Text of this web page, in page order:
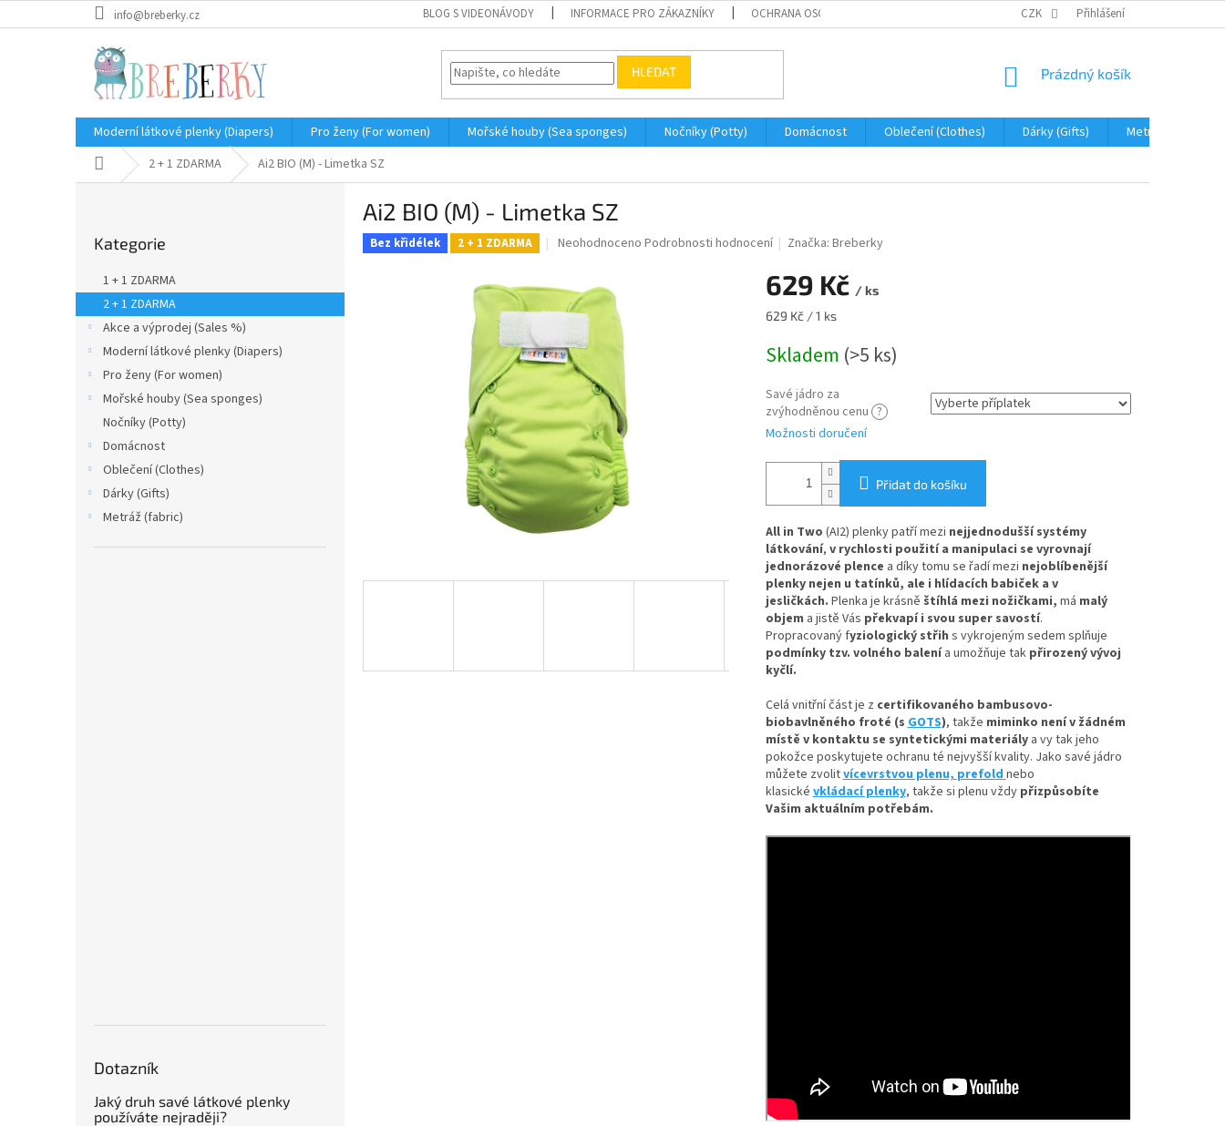
na
info@breberky.cz BLOG S VIDEONÁVODY INFORMACE PRO ZÁKAZNÍKY OCHRANA OSOBNÍCH ÚDAJŮ JAK NA REKLAMACI A VRÁCENÍ ZBOŽÍ
CZK Přihlášení
HLEDAT
NÁKUPNÍ
Prázdný košík
Moderní látkové plenky (Diapers) Pro ženy (For women) Mořské houby (Sea sponges) Nočníky (Potty) Domácnost Oblečení (Clothes) Dárky (Gifts)
Metráž (fabric)
Domů 2 + 1 ZDARMA Ai2 BIO (M) - Limetka SZ
a
n
kategorie
Kategorie
1 + 1 ZDARMA
2 + 1 ZDARMA
Akce a výprodej (Sales %)
Moderní látkové plenky (Diapers)
Pro ženy (For women)
Mořské houby (Sea sponges)
Nočníky (Potty)
Domácnost
Oblečení (Clothes)
Dárky (Gifts)
Metráž (fabric)
Dotazník
Jaký druh savé látkové plenky
používáte nejraději?
Ai2 BIO (M) - Limetka SZ
Bez křidélek 2 + 1 ZDARMA
Průměrné
je
0,0
5
hvězdiček.
Neohodnoceno Podrobnosti hodnocení Značka:Breberky
629 Kč / ks
Měrná
629 Kč / 1 ks
Skladem (>5 ks)
Savé jádro za
zvýhodněnou cenu ?
Možnosti doručení
Přidat do košíku
All in Two (AI2) plenky patří mezi nejjednodušší systémy
látkování, v rychlosti použití a manipulaci se vyrovnají
jednorázové plence a díky tomu se řadí mezi nejoblíbenější
plenky nejen u tatínků, ale i hlídacích babiček a v
jesličkách. Plenka je krásně štíhlá mezi nožičkami, má malý
objem a jistě Vás překvapí i svou super savostí.
Propracovaný fyziologický střih s vykrojeným sedem splňuje
podmínky tzv. volného balenía umožňuje tak přirozený vývoj
kyčlí.
Celá vnitřní část je z certifikovaného bambusovo-
biobavlněného froté (sGOTS), takže miminko není v žádném
místě v kontaktu se syntetickými materiálya vy tak jeho
pokožce poskytujete ochranu té nejvyšší kvality. Jako savé jádro
můžete zvolitvícevrstvou plenu,prefoldnebo
klasickévkládací plenky, takže si plenu vždypřizpůsobíte
Vašim aktuálním potřebám.